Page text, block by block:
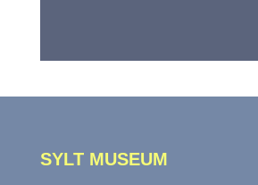
SYLT MUSEUM